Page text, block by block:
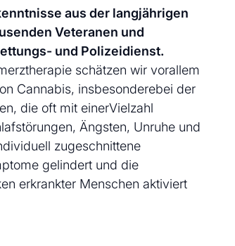
aus der langjährigen
Veteranen und
und Polizeidienst.
schätzen wir vorallem
Cannabis, insbesonderebei der
die oft mit einerVielzahl
Ängsten, Unruhe und
zugeschnittene
gelindert und die
erkrankter Menschen aktiviert